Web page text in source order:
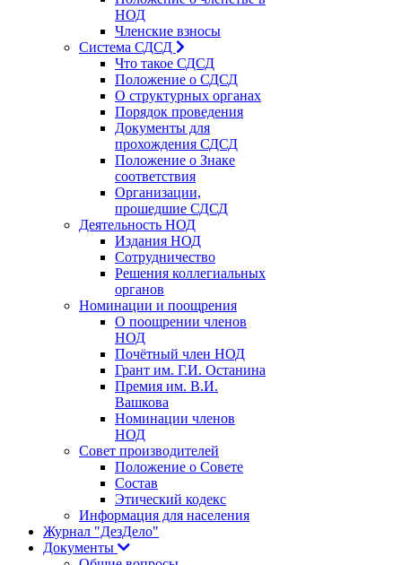
НОД
Членские взносы
Система СДСД
Что такое СДСД
Положение о СДСД
О структурных органах
Порядок проведения
Документы для
прохождения СДСД
Положение о Знаке
соответствия
Организации,
прошедшие СДСД
Деятельность НОД
Издания НОД
Сотрудничество
Решения коллегиальных
органов
Номинации и поощрения
О поощрении членов
НОД
Почётный член НОД
Грант им. Г.И. Останина
Премия им. В.И.
Вашкова
Номинации членов
НОД
Совет производителей
Положение о Совете
Состав
Этический кодекс
Информация для населения
Журнал "ДезДело"
Документы